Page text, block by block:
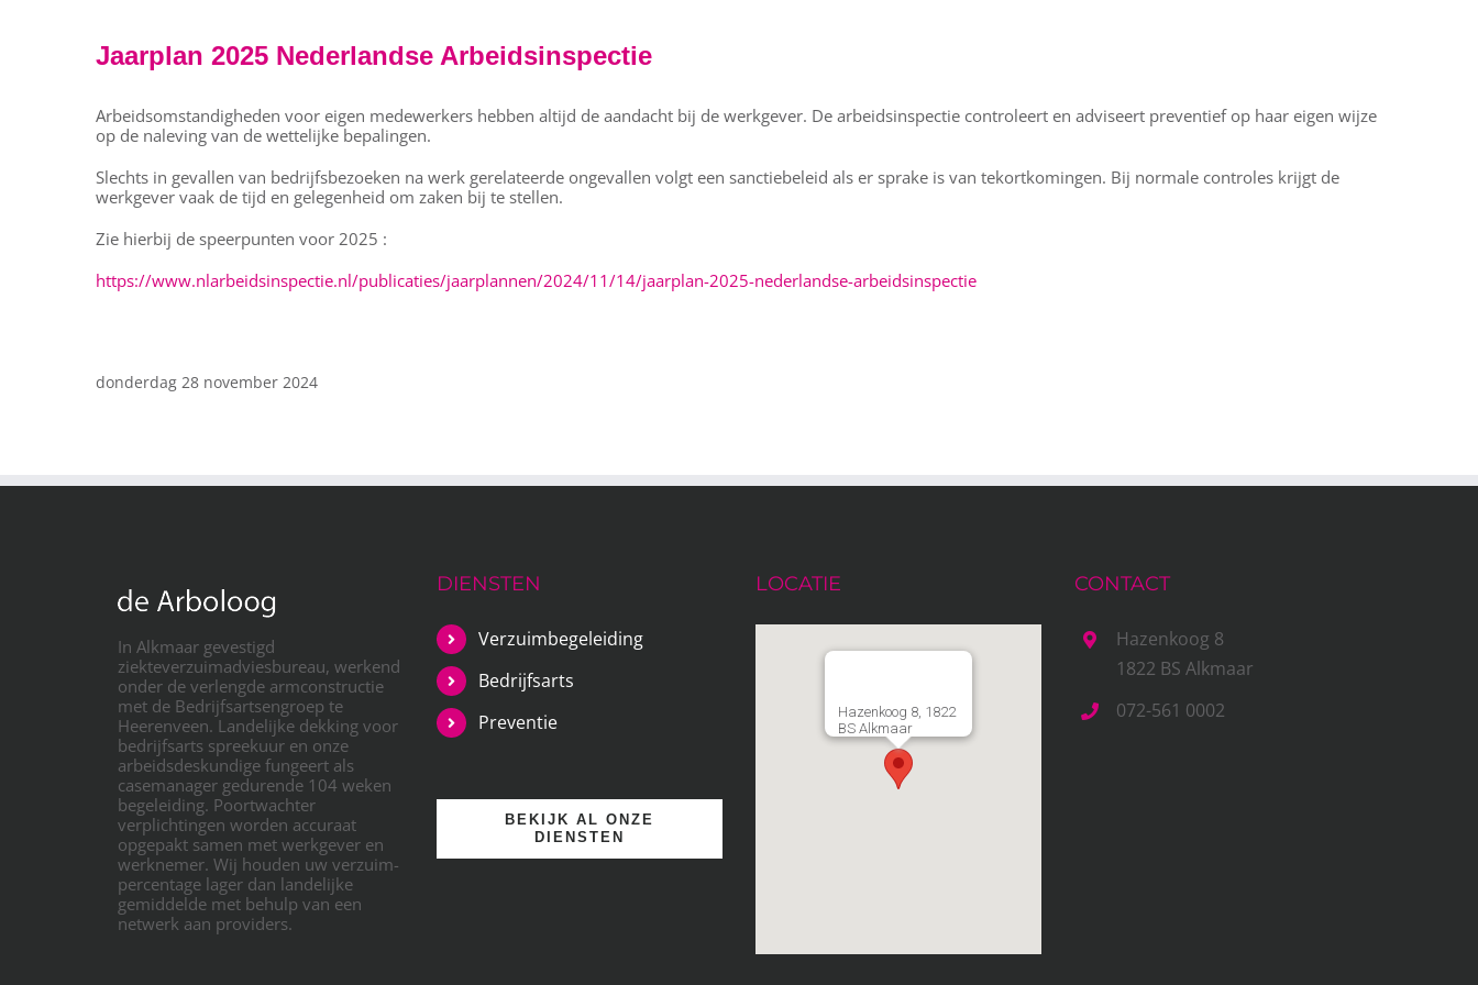
Jaarplan 2025 Nederlandse Arbeidsinspectie
Arbeidsomstandigheden voor eigen medewerkers hebben altijd de aandacht bij de werkgever. De arbeidsinspectie controleert en adviseert preventief op haar eigen wijze
op de naleving van de wettelijke bepalingen.
Slechts in gevallen van bedrijfsbezoeken na werk gerelateerde ongevallen volgt een sanctiebeleid als er sprake is van tekortkomingen. Bij normale controles krijgt de
werkgever vaak de tijd en gelegenheid om zaken bij te stellen.
Zie hierbij de speerpunten voor 2025 :
https://www.nlarbeidsinspectie.nl/publicaties/jaarplannen/2024/11/14/jaarplan-2025-nederlandse-arbeidsinspectie
donderdag 28 november 2024
In Alkmaar gevestigd
ziekteverzuimadviesbureau, werkend
onder de verlengde armconstructie
met de Bedrijfsartsengroep te
Heerenveen. Landelijke dekking voor
bedrijfsarts spreekuur en onze
arbeidsdeskundige fungeert als
casemanager gedurende 104 weken
begeleiding. Poortwachter
verplichtingen worden accuraat
opgepakt samen met werkgever en
werknemer. Wij houden uw verzuim-
percentage lager dan landelijke
gemiddelde met behulp van een
netwerk aan providers.
DIENSTEN
Verzuimbegeleiding
Bedrijfsarts
Preventie
BEKIJK AL ONZE
DIENSTEN
LOCATIE
Hazenkoog 8, 1822
BS Alkmaar
CONTACT
Hazenkoog 8
1822 BS Alkmaar
072-561 0002